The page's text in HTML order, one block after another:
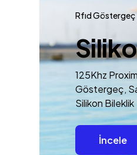
Rfıd Göstergeç
125Khz
Göstergeç,
Silikon Bileklik
İncele